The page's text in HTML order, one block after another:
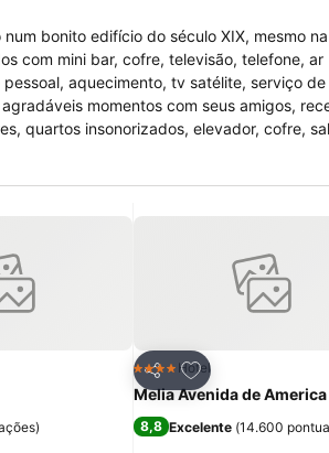
bonito edifício do século XIX, mesmo
com mini bar, cofre, televisão, telefone, ar
aquecimento, tv satélite, serviço
momentos com seus amigos,
quartos insonorizados, elevador, cofre,
financeiro, salão de conferências para
favoritos
)
Partilhar
Adicionar aos
4 EstrelasHotel
Melia Avenida de America
8,8 Excelente (14.600